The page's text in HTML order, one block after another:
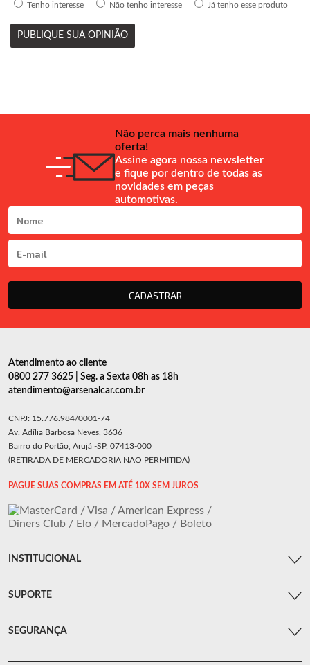
Tenho interesse Não tenho interesse Já tenho esse produto
PUBLIQUE SUA OPINIÃO
Não perca mais nenhuma
oferta!
Assine agora nossa newsletter
e fique por dentro de todas as
novidades em peças
automotivas.
CADASTRAR
Atendimento ao cliente
0800 277 3625 | Seg. a Sexta 08h as 18h
atendimento@arsenalcar.com.br
CNPJ: 15.776.984/0001-74
Av. Adília Barbosa Neves, 3636
Bairro do Portão, Arujá -SP, 07413-000
(RETIRADA DE MERCADORIA NÃO PERMITIDA)
PAGUE SUAS COMPRAS EM ATÉ 10X SEM JUROS
INSTITUCIONAL
SUPORTE
SEGURANÇA